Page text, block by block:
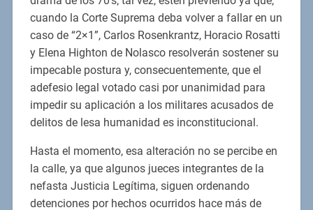
cuando la Corte Suprema deba volver a fallar en un
caso de “2×1”, Carlos Rosenkrantz, Horacio Rosatti
y Elena Highton de Nolasco resolverán sostener su
impecable postura y, consecuentemente, que el
adefesio legal votado casi por unanimidad para
impedir su aplicación a los militares acusados de
delitos de lesa humanidad es inconstitucional.
Hasta el momento, esa alteración no se percibe en
la calle, ya que algunos jueces integrantes de la
nefasta Justicia Legítima, siguen ordenando
detenciones por hechos ocurridos hace más de